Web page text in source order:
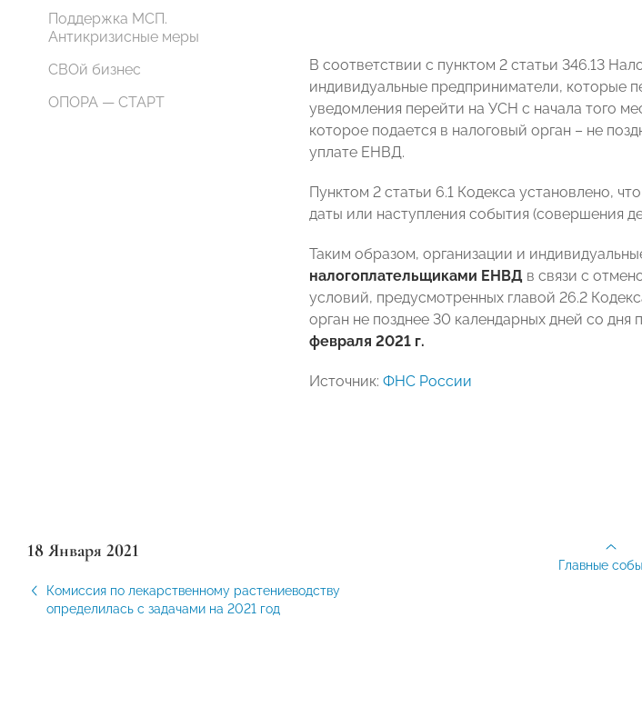
Поддержка МСП.
Антикризисные меры
СВОй бизнес
ОПОРА — СТАРТ
В соответствии с пунктом 2 статьи 346.13
индивидуальные предприниматели, которые
уведомления перейти на УСН с начала того
которое подается в налоговый орган – не
уплате ЕНВД.
Пунктом 2 статьи 6.1 Кодекса установлено,
даты или наступления события (совершения
Таким образом, организации и
налогоплательщиками ЕНВД в связи с
условий, предусмотренных главой 26.2
орган не позднее 30 календарных дней со
февраля 2021 г.
Источник: ФНС России
18 Января 2021
Комиссия по лекарственному растениеводству
определилась с задачами на 2021 год
Главные